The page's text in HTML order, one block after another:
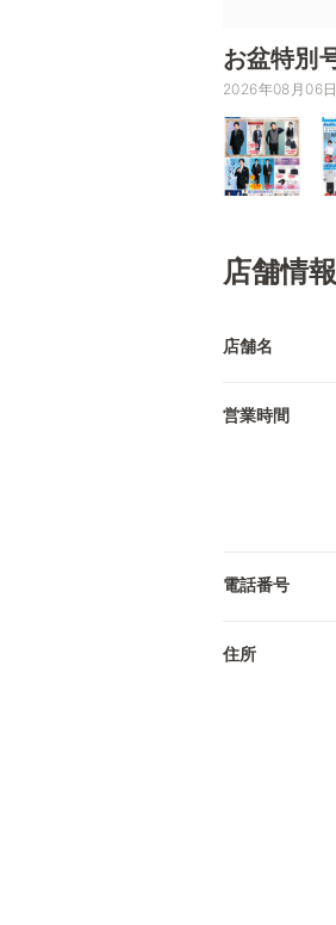
お盆特別
2026年08月06
店舗情報
店舗名
営業時間
電話番号
住所